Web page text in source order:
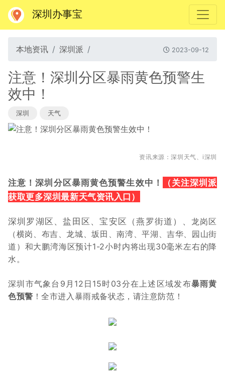
深圳办事宝
本地资讯 深圳派 2023-09-12
注意！深圳分区暴雨黄色预警生
效中！
深圳 天气
资讯来源：深圳天气、i深圳
注意！深圳分区暴雨黄色预警生效中！
（关注深圳派
获取更多深圳最新天气资讯入口 ）
深圳罗湖区、盐田区、宝安区（燕罗街道）、 龙岗区
（横岗、布吉、龙城、坂田、南湾、平湖、吉华、园山街
道） 和大鹏湾海区预计1-2小时内将出现30毫米左右的降
水。
深圳市气象台9月12日15时03分在上述区域发布暴雨黄
色预警 ！全市进入暴雨戒备状态， 请注意防范！